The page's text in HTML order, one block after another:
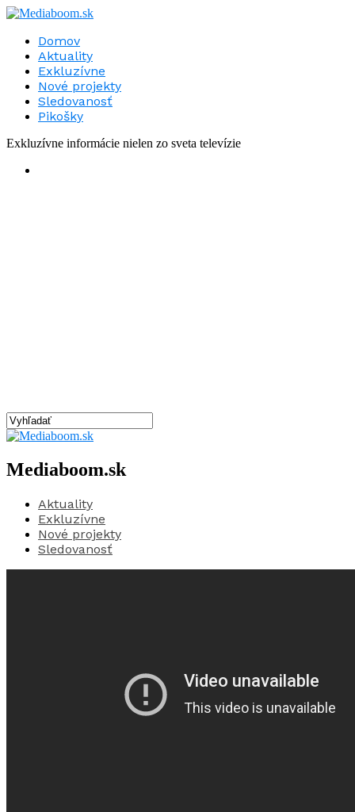
Domov
Aktuality
Exkluzívne
Nové projekty
Sledovanosť
Pikošky
Exkluzívne informácie nielen zo sveta televízie
Mediaboom.sk
Aktuality
Exkluzívne
Nové projekty
Sledovanosť